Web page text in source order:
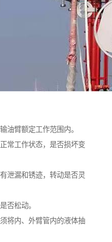
油臂额定工作范围内。
常工作状态，是否损坏变
泄漏和锈迹，转动是否灵
否松动。
将内、外臂管内的液体抽